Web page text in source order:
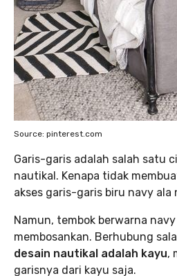
Source: pinterest.com
Garis-garis adalah salah satu
nautikal. Kenapa tidak
akses garis-garis biru navy ala
Namun, tembok berwarna
membosankan. Berhubung
desain nautikal adalah kayu,
garisnya dari kayu saja.